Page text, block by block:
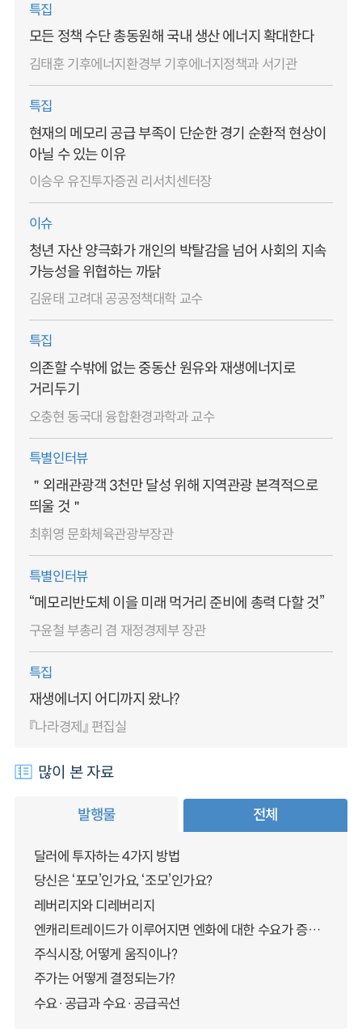
특집
모든 정책 수단 총동원해 국내 생산 에너지 확대한다
김태훈 기후에너지환경부 기후에너지정책과 서기관
특집
현재의 메모리 공급 부족이 단순한 경기 순환적 현상이
아닐 수 있는 이유
이승우 유진투자증권 리서치센터장
이슈
청년 자산 양극화가 개인의 박탈감을 넘어 사회의 지속
가능성을 위협하는 까닭
김윤태 고려대 공공정책대학 교수
특집
의존할 수밖에 없는 중동산 원유와 재생에너지로
거리두기
오충현 동국대 융합환경과학과 교수
특별인터뷰
＂외래관광객 3천만 달성 위해 지역관광 본격적으로
띄울 것＂
최휘영 문화체육관광부장관
특별인터뷰
“메모리반도체 이을 미래 먹거리 준비에 총력 다할 것”
구윤철 부총리 겸 재정경제부 장관
특집
재생에너지 어디까지 왔나?
『나라경제』 편집실
많이 본 자료
발행물 전체
달러에 투자하는 4가지 방법
당신은 ‘포모’인가요, ‘조모’인가요?
레버리지와 디레버리지
엔캐리트레이드가 이루어지면 엔화에 대한 수요가 증가하지 않나요?
주식시장, 어떻게 움직이나?
주가는 어떻게 결정되는가?
수요·공급과 수요·공급곡선